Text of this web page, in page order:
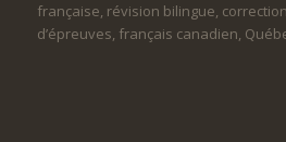
française, révision bilingue,
d’épreuves, français canadien,